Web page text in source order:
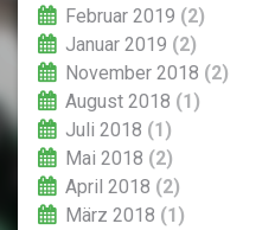
Februar 2019 (2)
Januar 2019 (2)
November 2018 (2)
August 2018 (1)
Juli 2018 (1)
Mai 2018 (2)
April 2018 (2)
März 2018 (1)